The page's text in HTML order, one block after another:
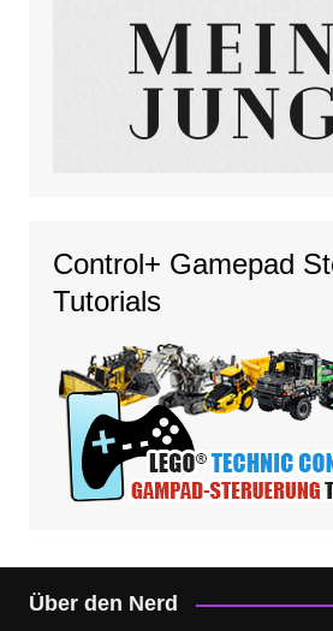
Control+ Gamepad
Tutorials
Über den Nerd